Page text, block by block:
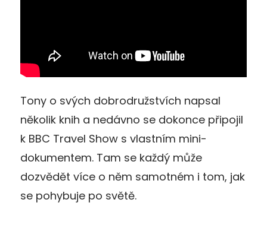
Tony o svých dobrodružstvích napsal
několik knih a nedávno se dokonce připojil
k BBC Travel Show s vlastním mini-
dokumentem. Tam se každý může
dozvědět více o něm samotném i tom, jak
se pohybuje po světě.